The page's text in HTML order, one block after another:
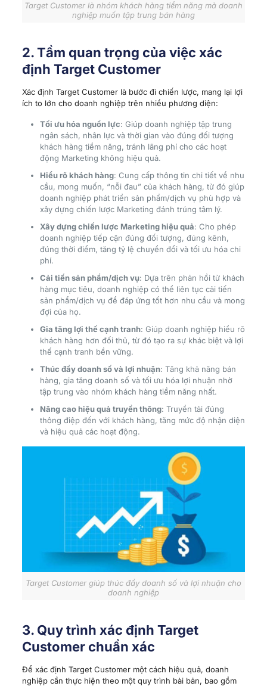
Target Customer là nhóm khách hàng tiềm năng mà doanh
nghiệp muốn tập trung bán hàng
2. Tầm quan trọng của việc xác
định Target Customer
Xác định Target Customer là bước đi chiến lược, mang lại lợi
ích to lớn cho doanh nghiệp trên nhiều phương diện:
Tối ưu hóa nguồn lực: Giúp doanh nghiệp tập trung
ngân sách, nhân lực và thời gian vào đúng đối tượng
khách hàng tiềm năng, tránh lãng phí cho các hoạt
động Marketing không hiệu quả.
Hiểu rõ khách hàng: Cung cấp thông tin chi tiết về nhu
cầu, mong muốn, “nỗi đau” của khách hàng, từ đó giúp
doanh nghiệp phát triển sản phẩm/dịch vụ phù hợp và
xây dựng chiến lược Marketing đánh trúng tâm lý.
Xây dựng chiến lược Marketing hiệu quả: Cho phép
doanh nghiệp tiếp cận đúng đối tượng, đúng kênh,
đúng thời điểm, tăng tỷ lệ chuyển đổi và tối ưu hóa chi
phí.
Cải tiến sản phẩm/dịch vụ: Dựa trên phản hồi từ khách
hàng mục tiêu, doanh nghiệp có thể liên tục cải tiến
sản phẩm/dịch vụ để đáp ứng tốt hơn nhu cầu và mong
đợi của họ.
Gia tăng lợi thế cạnh tranh: Giúp doanh nghiệp hiểu rõ
khách hàng hơn đối thủ, từ đó tạo ra sự khác biệt và lợi
thế cạnh tranh bền vững.
Thúc đẩy doanh số và lợi nhuận: Tăng khả năng bán
hàng, gia tăng doanh số và tối ưu hóa lợi nhuận nhờ
tập trung vào nhóm khách hàng tiềm năng nhất.
Nâng cao hiệu quả truyền thông: Truyền tải đúng
thông điệp đến với khách hàng, tăng mức độ nhận diện
và hiệu quả các hoạt động.
Target Customer giúp thúc đẩy doanh số và lợi nhuận cho
doanh nghiệp
3. Quy trình xác định Target
Customer chuẩn xác
Để xác định Target Customer một cách hiệu quả, doanh
nghiệp cần thực hiện theo một quy trình bài bản, bao gồm